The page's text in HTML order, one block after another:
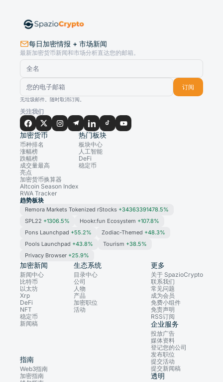
每日加密情报 + 市场新闻
最新加密货币新闻和市场分析直达您的邮箱。
订阅
无垃圾邮件。随时取消订阅。
关注我们
加密货币
币种排名
涨幅榜
跌幅榜
成交量最高
亮点
加密货币换算器
Altcoin Season Index
RWA Tracker
热门板块
板块中心
人工智能
DeFi
稳定币
趋势板块
Remora Markets Tokenized rStocks +34363391478.5%
SPL22 +1306.5% Hookr.fun Ecosystem +107.8%
Pons Launchpad +55.2% Zodiac-Themed +48.3%
Pools Launchpad +43.8% Tourism +38.5%
Privacy Browser +25.9%
加密新闻
新闻中心
比特币
以太坊
Xrp
DeFi
NFT
稳定币
新闻稿
生态系统
目录中心
公司
人物
产品
加密职位
活动
指南
Web3指南
加密指南
更多
关于 SpazioCrypto
联系我们
常见问题
成为会员
免费小组件
免责声明
RSS订阅
企业服务
投放广告
媒体资料
登记您的公司
发布职位
提交活动
提交新闻稿
透明